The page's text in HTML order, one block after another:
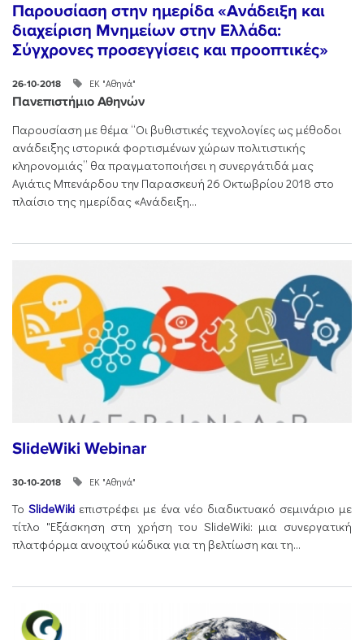
Παρουσίαση στην ημερίδα «Ανάδειξη και
διαχείριση Μνημείων στην Ελλάδα:
Σύγχρονες προσεγγίσεις και προοπτικές»
26-10-2018 ΕΚ "Αθηνά"
Πανεπιστήμιο Αθηνών
Παρουσίαση με θέμα “Οι βυθιστικές τεχνολογίες ως μέθοδοι
ανάδειξης ιστορικά φορτισμένων χώρων πολιτιστικής
κληρονομιάς” θα πραγματοποιήσει η συνεργάτιδά μας
Αγιάτις Μπενάρδου την Παρασκευή 26 Οκτωβρίου 2018 στο
πλαίσιο της ημερίδας «Ανάδειξη...
SlideWiki Webinar
30-10-2018 ΕΚ "Αθηνά"
ΤοSlideWiki επιστρέφει με ένα νέο διαδικτυακό σεμινάριο με
τίτλο "Εξάσκηση στη χρήση του SlideWiki: μια συνεργατική
πλατφόρμα ανοιχτού κώδικα για τη βελτίωση και τη...